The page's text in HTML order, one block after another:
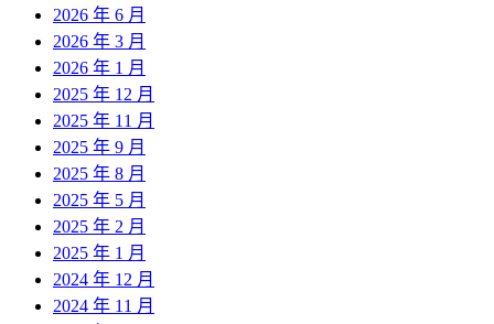
2026 年 6 月
2026 年 3 月
2026 年 1 月
2025 年 12 月
2025 年 11 月
2025 年 9 月
2025 年 8 月
2025 年 5 月
2025 年 2 月
2025 年 1 月
2024 年 12 月
2024 年 11 月